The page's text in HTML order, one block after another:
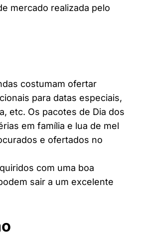
mercado realizada pelo
costumam ofertar
para datas especiais,
etc. Os pacotes de Dia dos
em família e lua de mel
e ofertados no
com uma boa
sair a um excelente